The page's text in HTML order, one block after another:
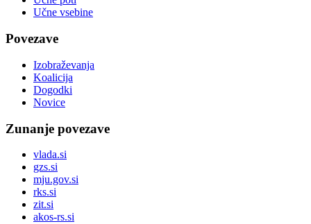
Učne vsebine
Povezave
Izobraževanja
Koalicija
Dogodki
Novice
Zunanje povezave
vlada.si
gzs.si
mju.gov.si
rks.si
zit.si
akos-rs.si